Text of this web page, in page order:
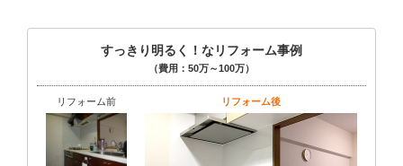
すっきり明るく！なリフォーム事例
（費用：50万～100万）
リフォーム前 リフォーム後